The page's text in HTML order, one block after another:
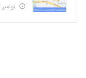
نوامبر 2, 2024